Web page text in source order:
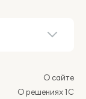
О сайте
О решениях 1С